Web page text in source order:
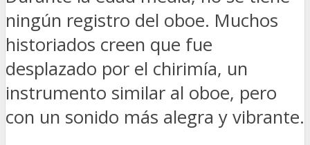
ningún registro del oboe. Muchos
historiados creen que fue
desplazado por el chirimía, un
instrumento similar al oboe, pero
con un sonido más alegra y vibrante.